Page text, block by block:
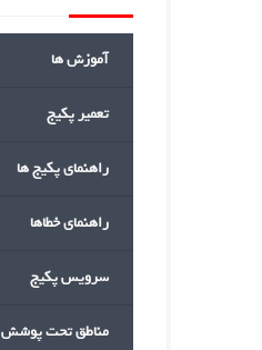
آموزش ها
تعمیر پکیج
راهنمای پکیج ها
راهنمای خطاها
سرویس پکیج
مناطق تحت پوشش